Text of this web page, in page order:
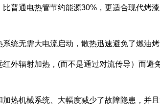
普通电热管节约能源30%，更适合现代烤
统无需大电流启动，散热迅速避免了燃油烤
外辐射加热，(而不是通过对流传导）而
热机械系统、大幅度减少了故障隐患，并